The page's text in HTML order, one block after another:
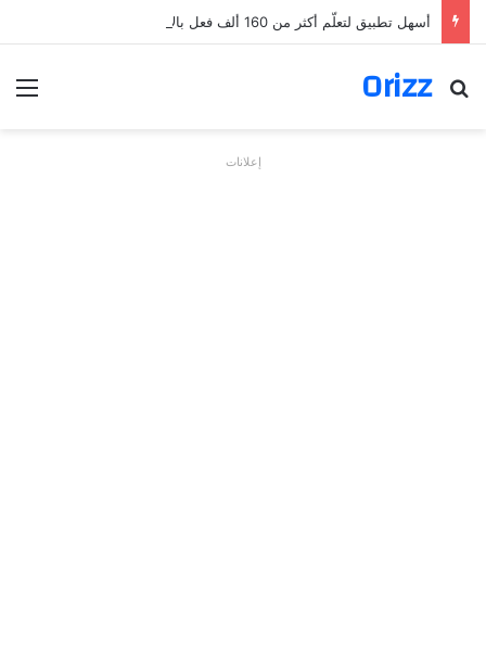
أسهل تطبيق لتعلّم أكثر من 160 ألف فعل بالألمانية
Orizz
بحث عن
إعلانات